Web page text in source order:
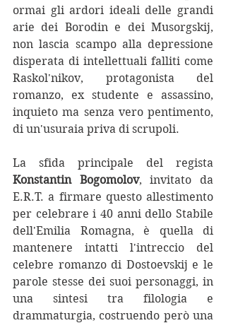
ormai gli ardori ideali delle grandi
arie dei Borodin e dei Musorgskij,
non lascia scampo alla depressione
disperata di intellettuali falliti come
Raskol'nikov, protagonista del
romanzo, ex studente e assassino,
inquieto ma senza vero pentimento,
di un'usuraia priva di scrupoli.
Konstantin Bogomolov, invitato da
E.R.T. a firmare questo allestimento
per celebrare i 40 anni dello Stabile
dell'Emilia Romagna, è quella di
mantenere intatti l'intreccio del
celebre romanzo di Dostoevskij e le
parole stesse dei suoi personaggi, in
una sintesi tra filologia e
drammaturgia, costruendo però una